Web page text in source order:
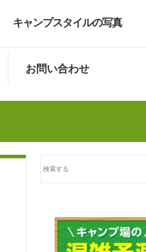
キャンプスタイルの写真
お問い合わせ